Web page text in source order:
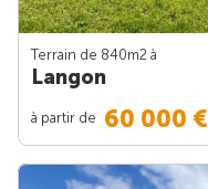
Terrain de 840m2 à
Langon
à partir de 60 000 €